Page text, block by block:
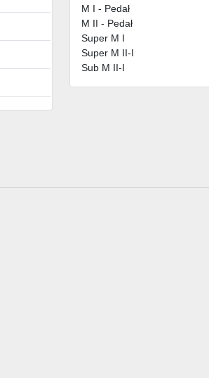
M I - Pedał
M II - Pedał
Super M I
Super M II-I
Sub M II-I